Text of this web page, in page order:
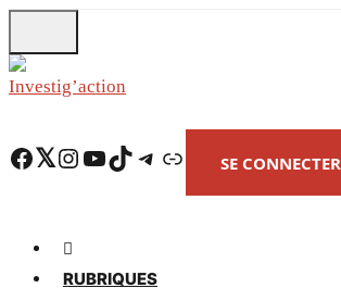
to
main
Facebook Twitter Instagram YouTube TikTok Telegram Lien SE CONNECTER
RUBRIQUES